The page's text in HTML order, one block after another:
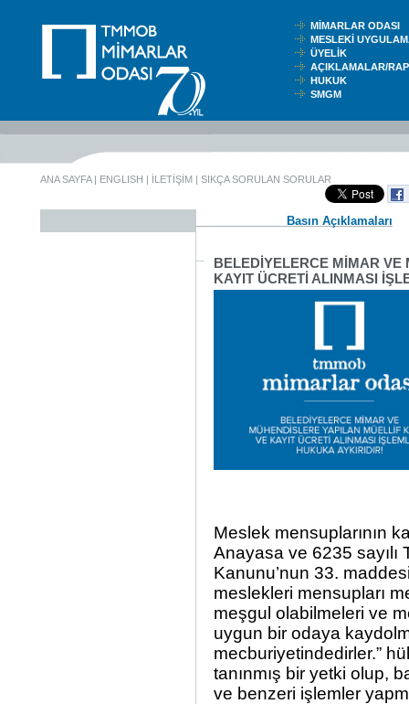
MİMARLAR ODASI
MESLEKİ
ÜYELİK
AÇIKLAMALAR/
HUKUK
SMGM
ANA SAYFA| ENGLISH | İLETİŞİM | SIKÇA SORULAN SORULAR
Basın Açıklamaları
BELEDİYELERCE MİMAR VE
KAYIT ÜCRETİ ALINMASI
Meslek mensuplarının
Anayasa ve 6235 sayılı
Kanunu’nun 33.
meslekleri mensupları
meşgul olabilmeleri ve
uygun bir odaya
mecburiyetindedirler.”
tanınmış bir yetki olup,
ve benzeri işlemler